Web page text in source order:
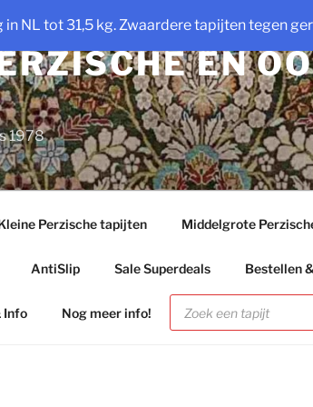
NL tot 31,5 kg. Zwaardere tapijten tegen
EN
1978
Perzische tapijten Middelgrote
AntiSlip Sale Superdeals Bestellen
Info Nog meer info!
Producten
zoeken